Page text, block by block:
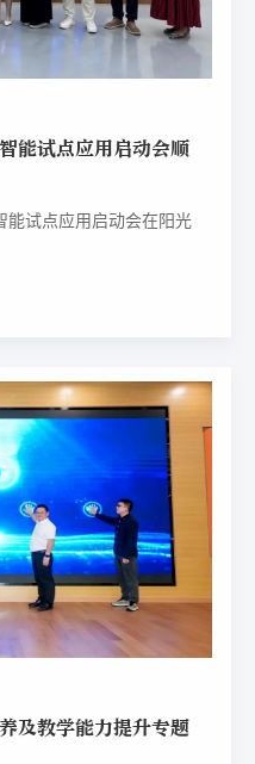
能试点应用启动会顺
能试点应用启动会在阳光
及教学能力提升专题